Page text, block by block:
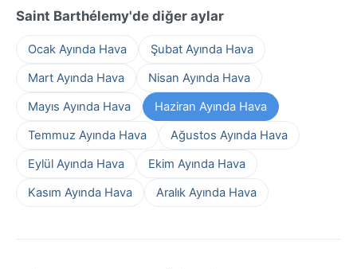
Saint Barthélemy'de diğer aylar
Ocak Ayında Hava
Şubat Ayında Hava
Mart Ayında Hava
Nisan Ayında Hava
Mayıs Ayında Hava
Haziran Ayında Hava
Temmuz Ayında Hava
Ağustos Ayında Hava
Eylül Ayında Hava
Ekim Ayında Hava
Kasım Ayında Hava
Aralık Ayında Hava